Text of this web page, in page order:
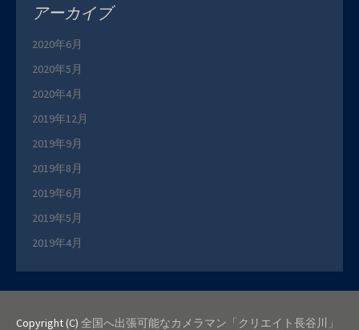
アーカイブ
2020年6月
2020年5月
2020年4月
2019年12月
2019年9月
2019年8月
2019年6月
2019年5月
2019年4月
Copyright (C) 全国へ出張可能なカメラマン「クリエイト長谷川」